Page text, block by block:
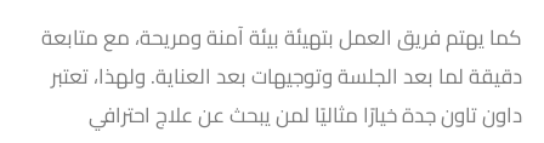
كما يهتم فريق العمل بتهيئة بيئة آمنة ومريحة، مع متابعة
دقيقة لما بعد الجلسة وتوجيهات بعد العناية. ولهذا، تعتبر
داون تاون جدة خيارًا مثاليًا لمن يبحث عن علاج احترافي